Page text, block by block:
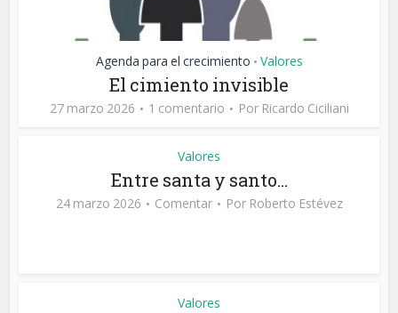
Agenda para el crecimiento • Valores
El cimiento invisible
27 marzo 2026 1 comentario Por Ricardo Ciciliani
Valores
Entre santa y santo…
24 marzo 2026 Comentar Por Roberto Estévez
Valores